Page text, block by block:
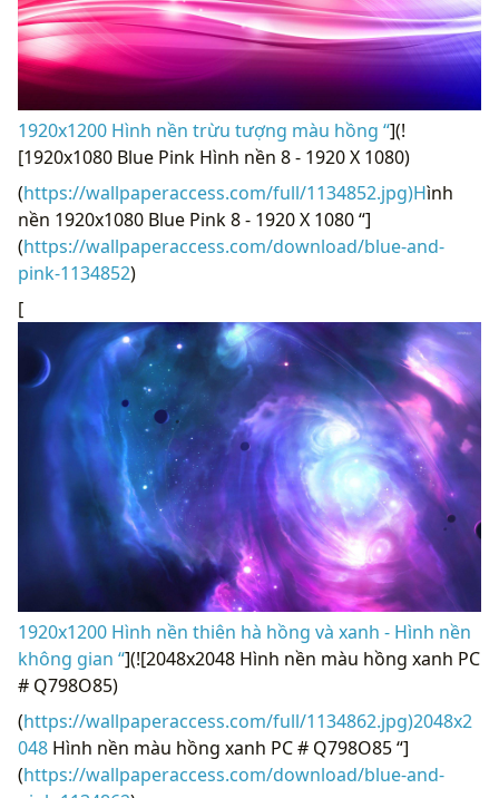
1920x1200 Hình nền trừu tượng màu hồng “](!
[1920x1080 Blue Pink Hình nền 8 - 1920 X 1080)
(https://wallpaperaccess.com/full/1134852.jpg)Hình
nền 1920x1080 Blue Pink 8 - 1920 X 1080 “]
(https://wallpaperaccess.com/download/blue-and-
pink-1134852)
[
1920x1200 Hình nền thiên hà hồng và xanh - Hình nền
không gian “](![2048x2048 Hình nền màu hồng xanh PC
# Q798O85)
(https://wallpaperaccess.com/full/1134862.jpg)2048x2
048 Hình nền màu hồng xanh PC # Q798O85 “]
(https://wallpaperaccess.com/download/blue-and-